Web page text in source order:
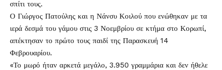
σπίτι τους.
Ο Γιώργος Πατούλης και η Νάνσυ Κοιλού που ενώθηκαν με τα
ιερά δεσμά του γάμου στις 3 Νοεμβρίου σε κτήμα στο Κορωπί,
απέκτησαν το πρώτο τους παιδί της Παρασκευή 14
Φεβρουαρίου.
«Το μωρό ήταν αρκετά μεγάλο, 3.950 γραμμάρια και δεν ήθελε